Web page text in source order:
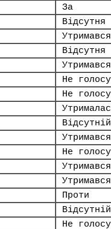
За
Відсутня
Утримався
Відсутня
Утримався
Не
Не
Відсутній
Утримався
Не
Утримався
Утримався
Проти
Відсутній
Не